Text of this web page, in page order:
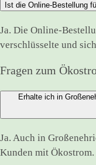
Ist die Online-Bestellung
Ja. Die Online-
verschlüsselte und
Fragen zum
Erhalte ich in
Ja. Auch in
Kunden mit Ökostrom.